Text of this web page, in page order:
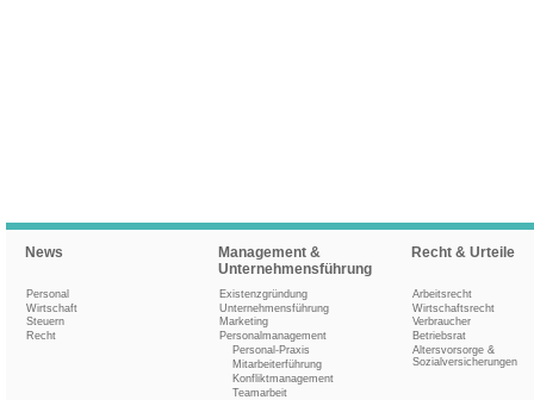
News
Personal
Wirtschaft
Steuern
Recht
Management &
Unternehmensführung
Existenzgründung
Unternehmensführung
Marketing
Personalmanagement
Personal-Praxis
Mitarbeiterführung
Konfliktmanagement
Teamarbeit
Recht & Urteile
Arbeitsrecht
Wirtschaftsrecht
Verbraucher
Betriebsrat
Altersvorsorge &
Sozialversicherungen